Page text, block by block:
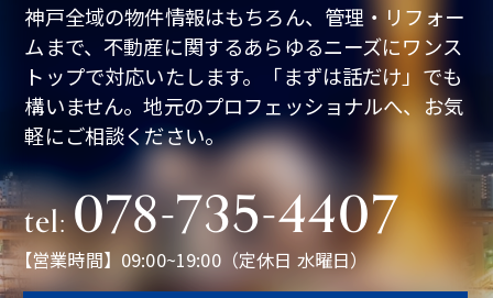
神戸全域の物件情報はもちろん、管理・リフォー
ムまで、不動産に関するあらゆるニーズにワンス
トップで対応いたします。「まずは話だけ」でも
構いません。地元のプロフェッショナルへ、お気
軽にご相談ください。
tel:078-735-4407
【営業時間】09:00~19:00（定休日 水曜日）